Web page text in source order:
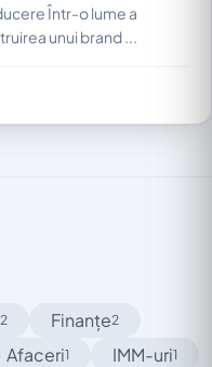
afacerilor tot mai competitive, construirea unui brand ...
2 Finanțe2
Afaceri1 IMM-uri1